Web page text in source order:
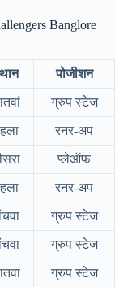
Banglore
पोजीशन
ग्रुप स्टेज
रनर-अप
प्लेऑफ
रनर-अप
ग्रुप स्टेज
ग्रुप स्टेज
ग्रुप स्टेज